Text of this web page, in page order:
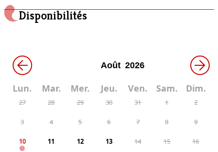
Four
Grille-pain
Plaque de cuisson à induction
Disponibilités
← →
Lun. Mar. Mer. Jeu. Ven. Sam. Dim.
27 28 29 30 31 1 2
3 4 5 6 7 8 9
10 11 12 13 14 15 16